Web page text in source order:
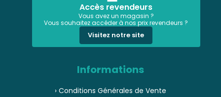
Accès revendeurs
Vous avez un magasin ?
Vous souhaitez accéder à nos prix revendeurs ?
Visitez notre site
Informations
› Conditions Générales de Vente